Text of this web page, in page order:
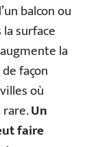
balcon ou
surface
la
façon
où
Un
faire